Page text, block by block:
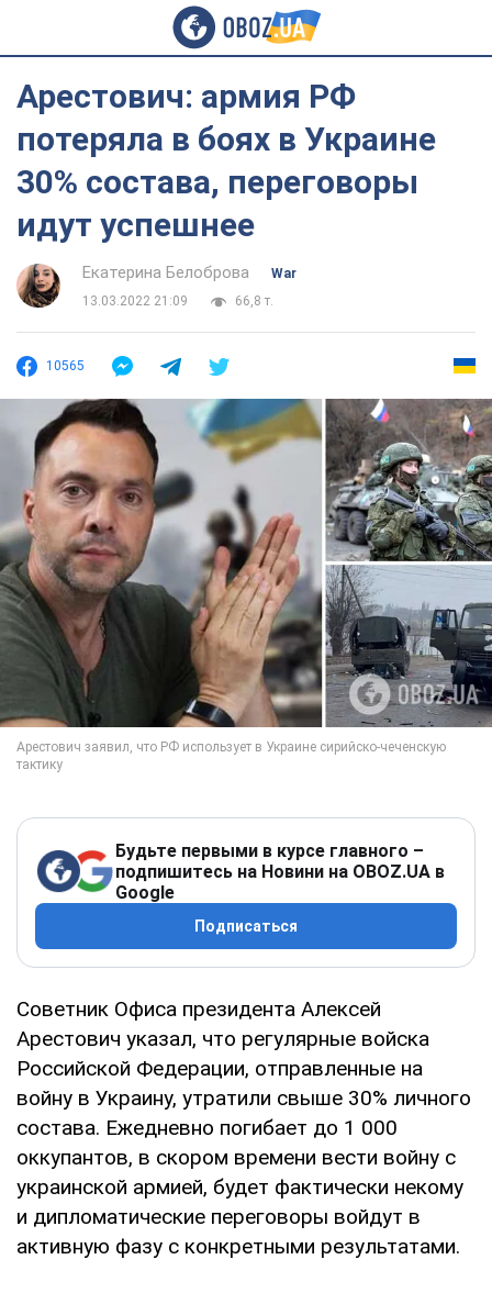
Арестович: армия РФ
потеряла в боях в Украине
30% состава, переговоры
идут успешнее
Екатерина Белоброва
War
13.03.2022 21:09
66,8 т.
10565
Будьте первыми в курсе главного –
подпишитесь на Новини на OBOZ.UA в
Google
Подписаться
Советник Офиса президента Алексей
Арестович указал, что регулярные войска
Российской Федерации, отправленные на
войну в Украину, утратили свыше 30% личного
состава. Ежедневно погибает до 1 000
оккупантов, в скором времени вести войну с
украинской армией, будет фактически некому
и дипломатические переговоры войдут в
активную фазу с конкретными результатами.